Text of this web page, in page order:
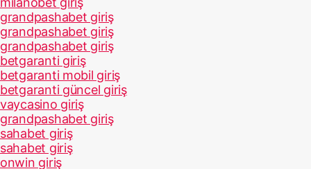
grandpashabet giriş
grandpashabet giriş
grandpashabet giriş
betgaranti giriş
betgaranti mobil giriş
betgaranti güncel giriş
vaycasino giriş
grandpashabet giriş
sahabet giriş
sahabet giriş
onwin giriş